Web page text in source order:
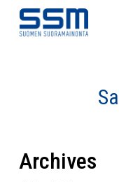
main
Kainuu
Archives